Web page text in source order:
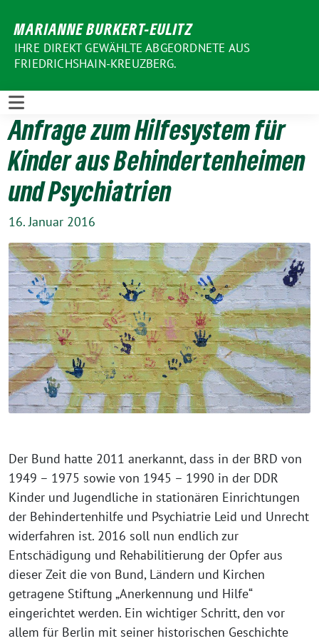
zum
Inhalt
MARIANNE BURKERT-EULITZ
IHRE DIREKT GEWÄHLTE ABGEORDNETE AUS
FRIEDRICHSHAIN-KREUZBERG.
Anfrage zum Hilfesystem für
Kinder aus Behindertenheimen
und Psychiatrien
16. Januar 2016
Der Bund hatte 2011 anerkannt, dass in der BRD von
1949 – 1975 sowie von 1945 – 1990 in der DDR
Kinder und Jugendliche in stationären Einrichtungen
der Behindertenhilfe und Psychiatrie Leid und Unrecht
widerfahren ist. 2016 soll nun endlich zur
Entschädigung und Rehabilitierung der Opfer aus
dieser Zeit die von Bund, Ländern und Kirchen
getragene Stiftung „Anerkennung und Hilfe“
eingerichtet werden. Ein wichtiger Schritt, den vor
allem für Berlin mit seiner historischen Geschichte